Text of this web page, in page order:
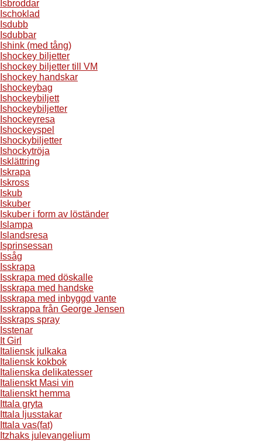
Isbroddar
Ischoklad
Isdubb
Isdubbar
Ishink (med tång)
Ishockey biljetter
Ishockey biljetter till VM
Ishockey handskar
Ishockeybag
Ishockeybiljett
Ishockeybiljetter
Ishockeyresa
Ishockeyspel
Ishockybiljetter
Ishockytröja
Isklättring
Iskrapa
Iskross
Iskub
Iskuber
Iskuber i form av löständer
Islampa
Islandsresa
Isprinsessan
Issåg
Isskrapa
Isskrapa med döskalle
Isskrapa med handske
Isskrapa med inbyggd vante
Isskrappa från George Jensen
Isskraps spray
Isstenar
It Girl
Italiensk julkaka
Italiensk kokbok
Italienska delikatesser
Italienskt Masi vin
Italienskt hemma
Ittala gryta
Ittala ljusstakar
Ittala vas(fat)
Itzhaks julevangelium